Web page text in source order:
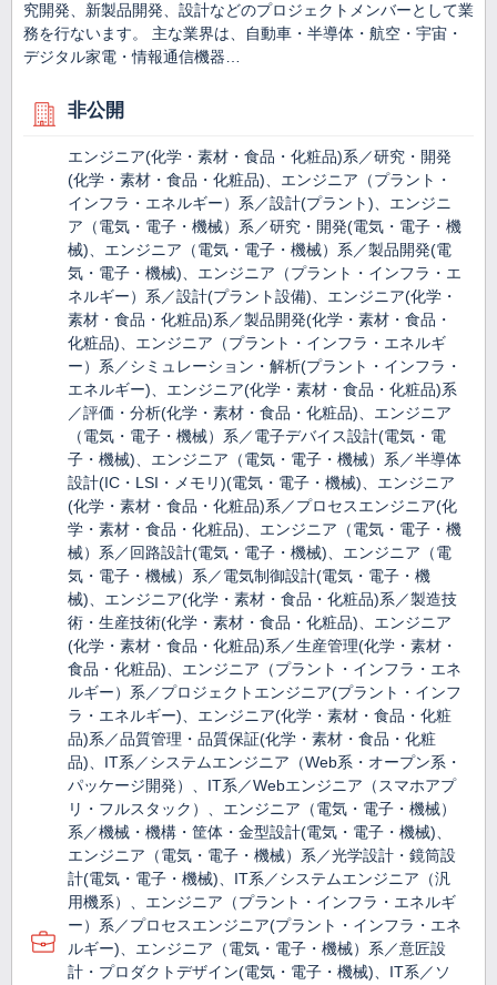
究開発、新製品開発、設計などのプロジェクトメンバーとして業
務を行ないます。 主な業界は、自動車・半導体・航空・宇宙・
デジタル家電・情報通信機器…
非公開
エンジニア(化学・素材・食品・化粧品)系／研究・開発
(化学・素材・食品・化粧品)、エンジニア（プラント・
インフラ・エネルギー）系／設計(プラント)、エンジニ
ア（電気・電子・機械）系／研究・開発(電気・電子・機
械)、エンジニア（電気・電子・機械）系／製品開発(電
気・電子・機械)、エンジニア（プラント・インフラ・エ
ネルギー）系／設計(プラント設備)、エンジニア(化学・
素材・食品・化粧品)系／製品開発(化学・素材・食品・
化粧品)、エンジニア（プラント・インフラ・エネルギ
ー）系／シミュレーション・解析(プラント・インフラ・
エネルギー)、エンジニア(化学・素材・食品・化粧品)系
／評価・分析(化学・素材・食品・化粧品)、エンジニア
（電気・電子・機械）系／電子デバイス設計(電気・電
子・機械)、エンジニア（電気・電子・機械）系／半導体
設計(IC・LSI・メモリ)(電気・電子・機械)、エンジニア
(化学・素材・食品・化粧品)系／プロセスエンジニア(化
学・素材・食品・化粧品)、エンジニア（電気・電子・機
械）系／回路設計(電気・電子・機械)、エンジニア（電
気・電子・機械）系／電気制御設計(電気・電子・機
械)、エンジニア(化学・素材・食品・化粧品)系／製造技
術・生産技術(化学・素材・食品・化粧品)、エンジニア
(化学・素材・食品・化粧品)系／生産管理(化学・素材・
食品・化粧品)、エンジニア（プラント・インフラ・エネ
ルギー）系／プロジェクトエンジニア(プラント・インフ
ラ・エネルギー)、エンジニア(化学・素材・食品・化粧
品)系／品質管理・品質保証(化学・素材・食品・化粧
品)、IT系／システムエンジニア（Web系・オープン系・
パッケージ開発）、IT系／Webエンジニア（スマホアプ
リ・フルスタック）、エンジニア（電気・電子・機械）
系／機械・機構・筐体・金型設計(電気・電子・機械)、
エンジニア（電気・電子・機械）系／光学設計・鏡筒設
計(電気・電子・機械)、IT系／システムエンジニア（汎
用機系）、エンジニア（プラント・インフラ・エネルギ
ー）系／プロセスエンジニア(プラント・インフラ・エネ
ルギー)、エンジニア（電気・電子・機械）系／意匠設
計・プロダクトデザイン(電気・電子・機械)、IT系／ソ